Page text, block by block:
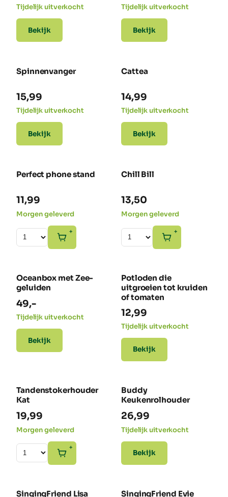
Tijdelijk uitverkocht
Bekijk
Tijdelijk uitverkocht
Bekijk
Spinnenvanger
15,99
Tijdelijk uitverkocht
Bekijk
Cattea
14,99
Tijdelijk uitverkocht
Bekijk
Perfect phone stand
11,99
Morgen geleverd
+
Chill Bill
13,50
Morgen geleverd
+
Oceanbox met Zee-
geluiden
49,-
Tijdelijk uitverkocht
Bekijk
Potloden die
uitgroeien tot kruiden
of tomaten
12,99
Tijdelijk uitverkocht
Bekijk
NIEUW
Tandenstokerhouder
Kat
19,99
Morgen geleverd
+
Buddy
Keukenrolhouder
26,99
Tijdelijk uitverkocht
Bekijk
SingingFriend Lisa SingingFriend Evie